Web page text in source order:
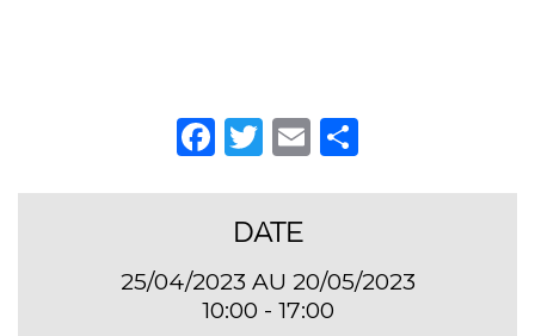
Facebook
Twitter
Email
DATE
25/04/2023 AU 20/05/2023
10:00 - 17:00